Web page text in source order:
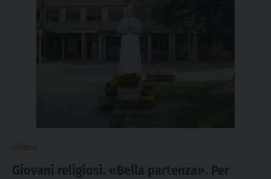
Giovani religiosi. «Bella partenza». Per